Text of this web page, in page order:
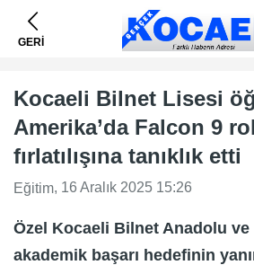
GERİ
Kocaeli Bilnet Lisesi
Amerika’da Falcon 9
fırlatılışına tanıklık etti
Eğitim, 16 Aralık 2025 15:26
Özel Kocaeli Bilnet Anadolu ve
akademik başarı hedefinin